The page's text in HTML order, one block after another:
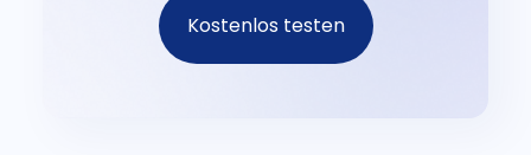
Kostenlos testen